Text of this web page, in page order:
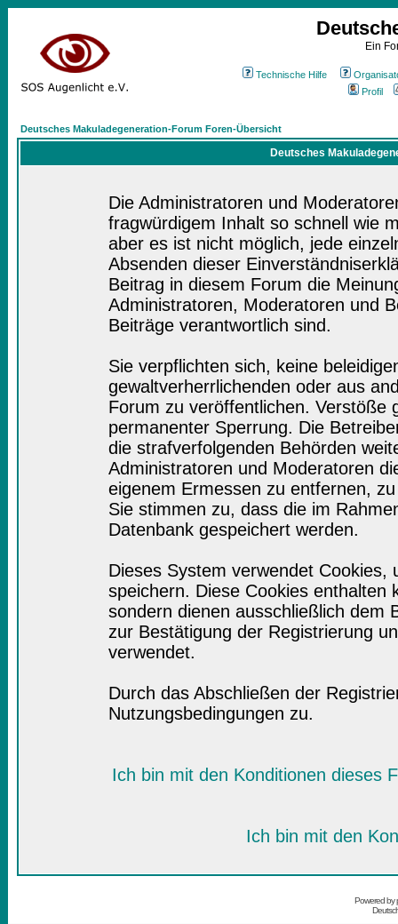
Ein
Technische Hilfe
Profil
Deutsches Makuladegeneration-Forum Foren-Übersicht
Deutsches
Die Administratoren und
fragwürdigem Inhalt so schnell wie
aber es ist nicht möglich, jede
Absenden dieser
Beitrag in diesem Forum die
Administratoren, Moderatoren und
Beiträge verantwortlich sind.
Sie verpflichten sich, keine
gewaltverherrlichenden oder aus
Forum zu veröffentlichen. Verstöße
permanenter Sperrung. Die
die strafverfolgenden Behörden
Administratoren und Moderatoren
eigenem Ermessen zu entfernen,
Sie stimmen zu, dass die im
Datenbank gespeichert werden.
Dieses System verwendet
speichern. Diese Cookies enthalten
sondern dienen ausschließlich dem
zur Bestätigung der Registrierung
verwendet.
Durch das Abschließen der
Nutzungsbedingungen zu.
Ich bin mit den Konditionen dieses
Ich bin mit den
Powered by